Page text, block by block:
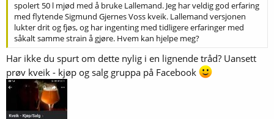
spolert 50 l mjød med å bruke Lallemand. Jeg har veldig god erfaring
med flytende Sigmund Gjernes Voss kveik. Lallemand versjonen
lukter drit og fjøs, og har ingenting med tidligere erfaringer med
såkalt samme strain å gjøre. Hvem kan hjelpe meg?
Har ikke du spurt om dette nylig i en lignende tråd? Uansett
prøv kveik - kjøp og salg gruppa på Facebook